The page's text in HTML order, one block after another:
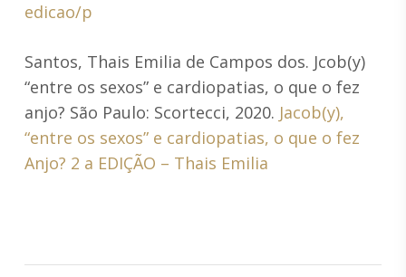
edicao/p
Santos, Thais Emilia de Campos dos. Jcob(y)
“entre os sexos” e cardiopatias, o que o fez
anjo? São Paulo: Scortecci, 2020. Jacob(y),
“entre os sexos” e cardiopatias, o que o fez
Anjo? 2 a EDIÇÃO – Thais Emilia